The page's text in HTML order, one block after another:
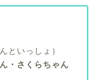
といっしょ）
・さくらちゃん